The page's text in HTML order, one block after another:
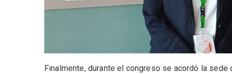
Finalmente, durante el congreso se acordó la